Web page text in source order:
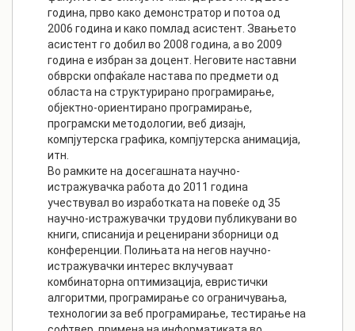
година, прво како демонстратор и потоа од
2006 година и како помлад асистент. Звањето
асистент го добил во 2008 година, а во 2009
година е избран за доцент. Неговите наставни
обврски опфаќале настава по предмети од
областа на структурирано програмирање,
објектно-ориентирано програмирање,
програмски методологии, веб дизајн,
компјутерска графика, компјутерска анимација,
итн.
Во рамките на досегашната научно-
истражувачка работа до 2011 година
учествувал во изработката на повеќе од 35
научно-истражувачки трудови публикувани во
книги, списанија и реценирани зборници од
конференции. Полињата на негов научно-
истражувачки интерес вклучуваат
комбинаторна оптимизација, евристички
алгоритми, програмирање со ограничувања,
технологии за веб програмирање, тестирање на